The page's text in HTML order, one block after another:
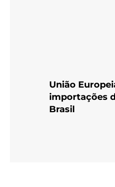
União
importações
Brasil